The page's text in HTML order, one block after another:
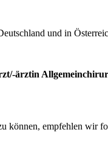
und in
ärztin
können, empfehlen wir